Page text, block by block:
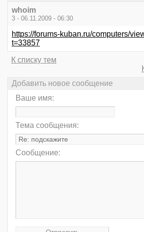
whoim
3 - 06.11.2009 - 06:30
https://forums-kuban.ru/computers/
t=33857
К списку тем
Добавить новое сообщение
Ваше имя:
Тема сообщения:
Сообщение: